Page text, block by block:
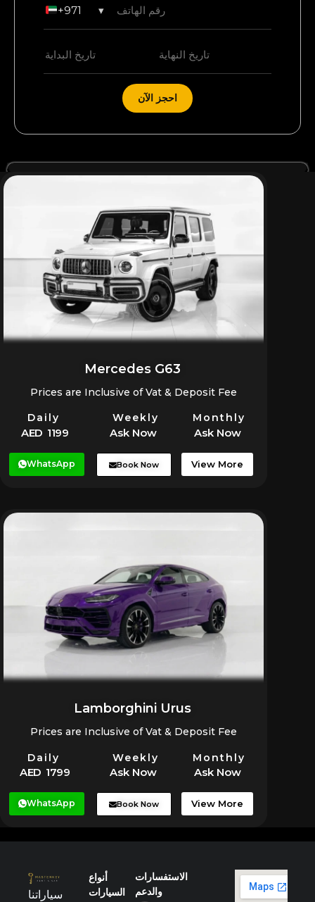
+971 ▾
احجز الآن
Mercedes G63
Prices are Inclusive of Vat & Deposit Fee
Daily Weekly Monthly
AED 1199 Ask Now Ask Now
WhatsApp Book Now View More
Lamborghini Urus
Prices are Inclusive of Vat & Deposit Fee
Daily Weekly Monthly
AED 1799 Ask Now Ask Now
WhatsApp Book Now View More
سياراتنا
أنواع
السيارات
الاستفسارات
والدعم